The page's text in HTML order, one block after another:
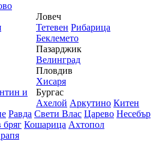
и
Ловеч
Тетевен Рибарица
Беклемето
Пазарджик
Велинград
Пловдив
Хисаря
Бургас
Ахелой Аркутино Китен
Равда Свети Влас Царево Несебър
бряг Кошарица Ахтопол